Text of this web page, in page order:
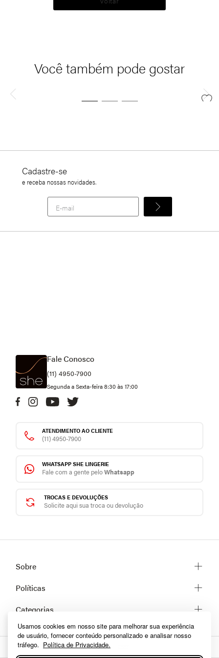
Usamos cookies em nosso site para melhorar sua experiência
de usuário, fornecer conteúdo personalizado e analisar nosso
tráfego. Política de Privacidade.
Você também pode gostar
Cadastre-se
e receba nossas novidades.
Fale Conosco
(11) 4950-7900
Segunda a Sexta-feira 8:30 às 17:00
ATENDIMENTO AO CLIENTE
(11) 4950-7900
WHATSAPP SHE LINGERIE
Fale com a gente peloWhatsapp
TROCAS E DEVOLUÇÕES
Solicite aqui sua troca ou devolução
Sobre
Sobre a She
Fale conosco
Políticas
Trocas e Devoluções
Políticas de privacidade
Dúvidas frequentes
Como comprar
Categorias
Lingerie
Homewear